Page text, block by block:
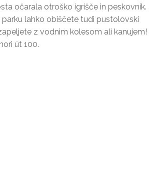
očarala otroško igrišče in peskovnik.
parku lahko obiščete tudi pustolovski
z vodnim kolesom ali kanujem!
út 100.